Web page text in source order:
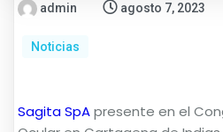
admin agosto 7, 2023
Noticias
Sagita SpApresente en el